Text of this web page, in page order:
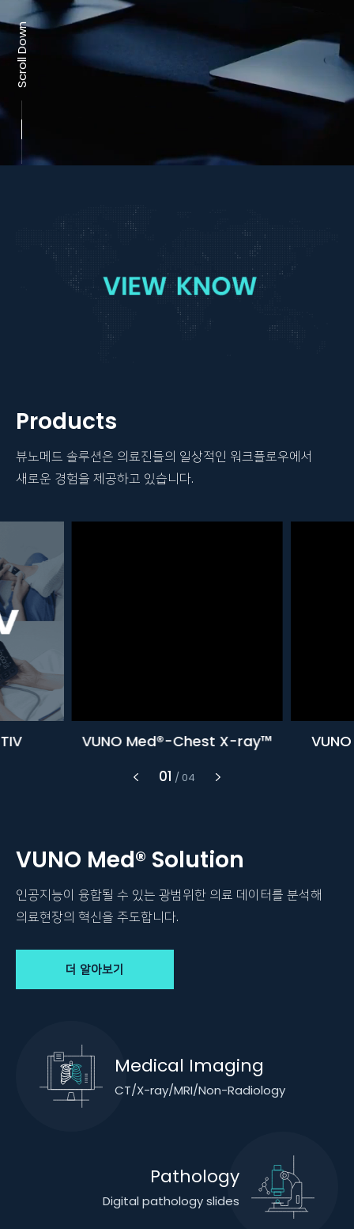
Scroll Down
Products
뷰노메드 솔루션은 의료진들의 일상적인 워크플로우에서
새로운 경험을 제공하고 있습니다.
VUNO Med®-Chest X-ray™
1 / 4
VUNO Med® Solution
인공지능이 융합될 수 있는 광범위한 의료 데이터를 분석해
의료현장의 혁신을 주도합니다.
더 알아보기
Medical Imaging
CT/X-ray/MRI/Non-Radiology
Pathology
Digital pathology slides